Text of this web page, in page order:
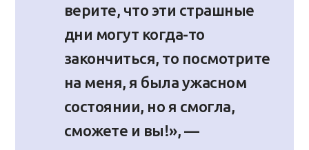
верите, что эти страшные
дни могут когда-то
закончиться, то посмотрите
на меня, я была ужасном
состоянии, но я смогла,
сможете и вы!», —